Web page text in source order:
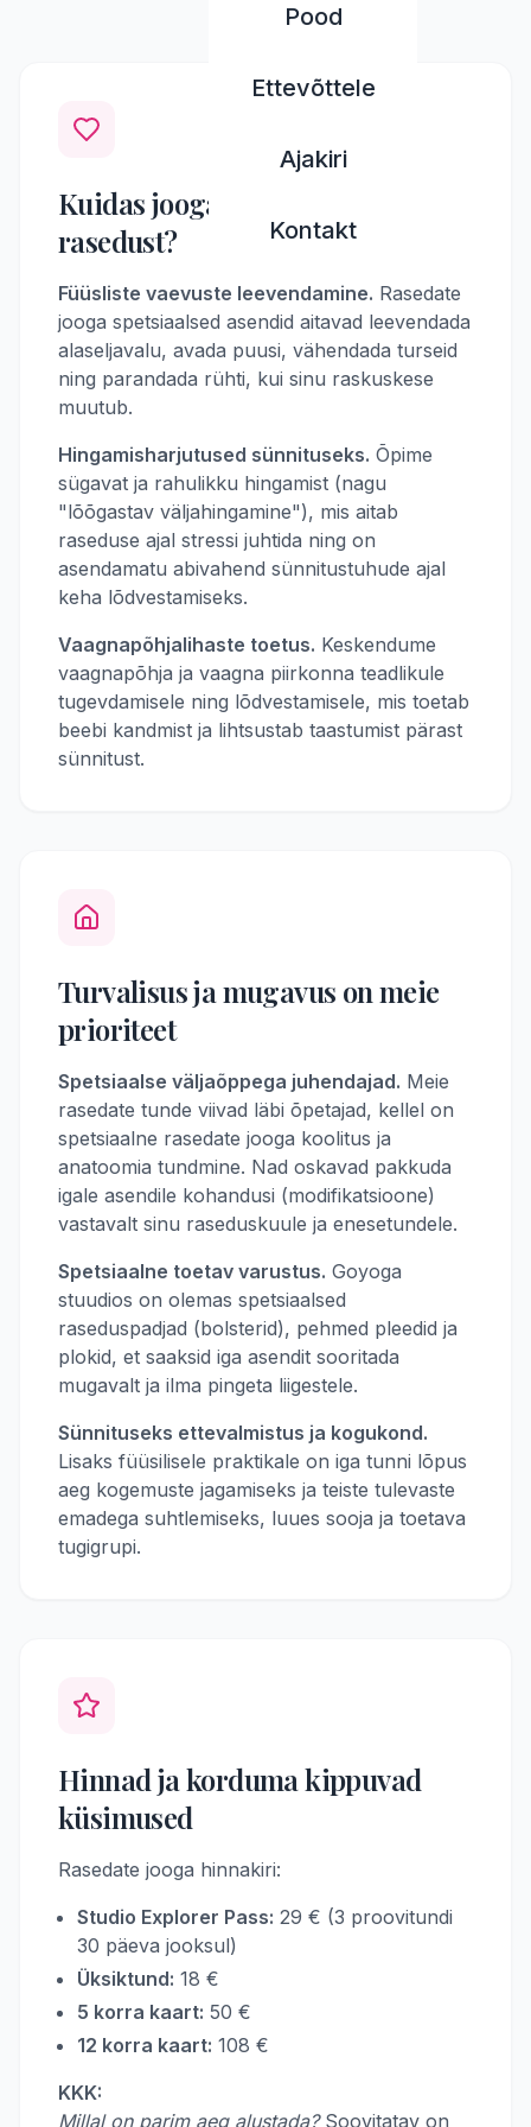
Pood
Ettevõttele
Ajakiri
Kontakt
Kuidas jooga toetab sinu
rasedust?
Füüsliste vaevuste leevendamine. Rasedate
jooga spetsiaalsed asendid aitavad leevendada
alaseljavalu, avada puusi, vähendada turseid
ning parandada rühti, kui sinu raskuskese
muutub.
Hingamisharjutused sünnituseks. Õpime
sügavat ja rahulikku hingamist (nagu
"lõõgastav väljahingamine"), mis aitab
raseduse ajal stressi juhtida ning on
asendamatu abivahend sünnitustuhude ajal
keha lõdvestamiseks.
Vaagnapõhjalihaste toetus. Keskendume
vaagnapõhja ja vaagna piirkonna teadlikule
tugevdamisele ning lõdvestamisele, mis toetab
beebi kandmist ja lihtsustab taastumist pärast
sünnitust.
Turvalisus ja mugavus on meie
prioriteet
Spetsiaalse väljaõppega juhendajad. Meie
rasedate tunde viivad läbi õpetajad, kellel on
spetsiaalne rasedate jooga koolitus ja
anatoomia tundmine. Nad oskavad pakkuda
igale asendile kohandusi (modifikatsioone)
vastavalt sinu raseduskuule ja enesetundele.
Spetsiaalne toetav varustus. Goyoga
stuudios on olemas spetsiaalsed
raseduspadjad (bolsterid), pehmed pleedid ja
plokid, et saaksid iga asendit sooritada
mugavalt ja ilma pingeta liigestele.
Sünnituseks ettevalmistus ja kogukond.
Lisaks füüsilisele praktikale on iga tunni lõpus
aeg kogemuste jagamiseks ja teiste tulevaste
emadega suhtlemiseks, luues sooja ja toetava
tugigrupi.
Hinnad ja korduma kippuvad
küsimused
Rasedate jooga hinnakiri:
Studio Explorer Pass: 29 € (3 proovitundi
30 päeva jooksul)
Üksiktund: 18 €
5 korra kaart: 50 €
12 korra kaart: 108 €
KKK:
Millal on parim aeg alustada?Soovitatav on